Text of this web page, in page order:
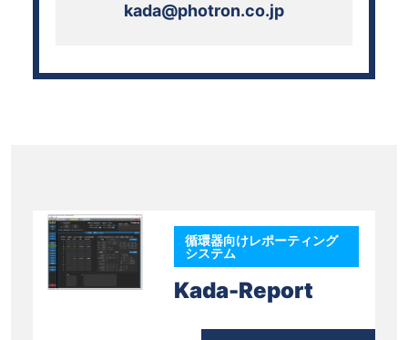
kada@photron.co.jp
循環器向けレポーティング
システム
Kada-Report